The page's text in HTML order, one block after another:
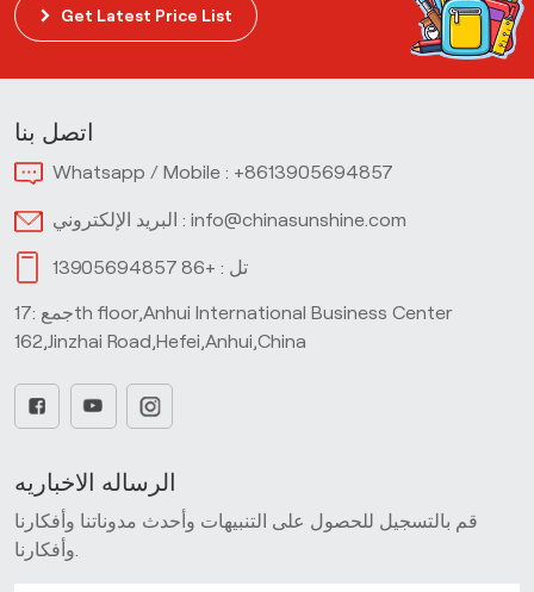
Get Latest Price List
اتصل بنا
Whatsapp / Mobile : +8613905694857
البريد الإلكتروني : info@chinasunshine.com
تل : +86 13905694857
جمع :17th floor,Anhui International Business Center
162,Jinzhai Road,Hefei,Anhui,China
الرساله الاخباريه
قم بالتسجيل للحصول على التنبيهات وأحدث مدوناتنا وأفكارنا